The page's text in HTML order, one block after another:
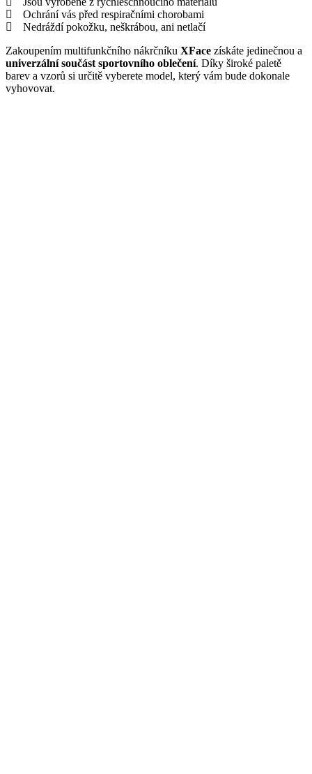
Ochrání vás před respiračními chorobami
Nedráždí pokožku, neškrábou, ani netlačí
Zakoupením multifunkčního nákrčníku XFace získáte jedinečnou a
univerzální součást sportovního oblečení. Díky široké paletě
barev a vzorů si určitě vyberete model, který vám bude dokonale
vyhovovat.